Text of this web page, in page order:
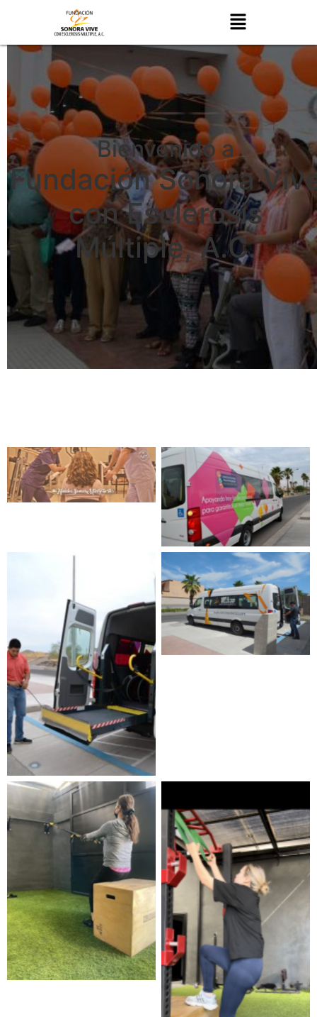
Bienvenido a
Fundación Sonora
con Esclerosis
Múltiple, A.C.